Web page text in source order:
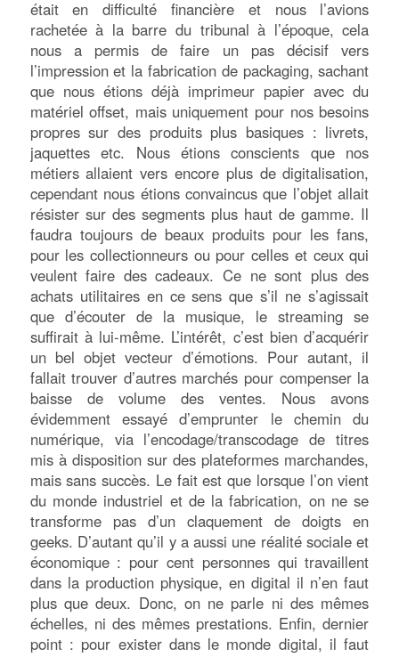
était en difficulté financière et nous l’avions
rachetée à la barre du tribunal à l’époque, cela
nous a permis de faire un pas décisif vers
l’impression et la fabrication de packaging, sachant
que nous étions déjà imprimeur papier avec du
matériel offset, mais uniquement pour nos besoins
propres sur des produits plus basiques : livrets,
jaquettes etc. Nous étions conscients que nos
métiers allaient vers encore plus de digitalisation,
cependant nous étions convaincus que l’objet allait
résister sur des segments plus haut de gamme. Il
faudra toujours de beaux produits pour les fans,
pour les collectionneurs ou pour celles et ceux qui
veulent faire des cadeaux. Ce ne sont plus des
achats utilitaires en ce sens que s’il ne s’agissait
que d’écouter de la musique, le streaming se
suffirait à lui-même. L’intérêt, c’est bien d’acquérir
un bel objet vecteur d’émotions. Pour autant, il
fallait trouver d’autres marchés pour compenser la
baisse de volume des ventes. Nous avons
évidemment essayé d’emprunter le chemin du
numérique, via l’encodage/transcodage de titres
mis à disposition sur des plateformes marchandes,
mais sans succès. Le fait est que lorsque l’on vient
du monde industriel et de la fabrication, on ne se
transforme pas d’un claquement de doigts en
geeks. D’autant qu’il y a aussi une réalité sociale et
économique : pour cent personnes qui travaillent
dans la production physique, en digital il n’en faut
plus que deux. Donc, on ne parle ni des mêmes
échelles, ni des mêmes prestations. Enfin, dernier
point : pour exister dans le monde digital, il faut